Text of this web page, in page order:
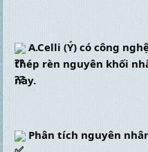
A.Celli (Ý) có công
thép rèn nguyên khối
này.
Phân tích nguyên